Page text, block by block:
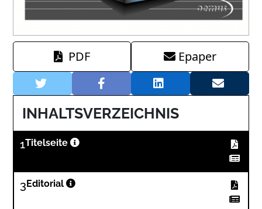
PDF Epaper
INHALTSVERZEICHNIS
1Titelseite
3 Editorial